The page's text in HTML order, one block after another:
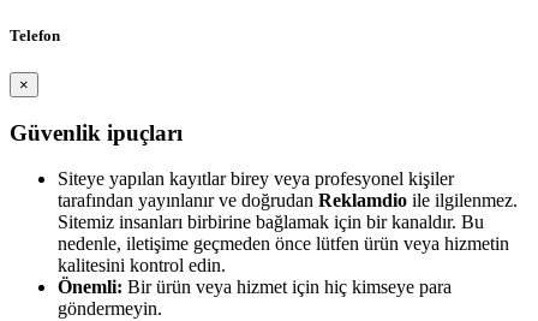
Telefon
×
Güvenlik ipuçları
Siteye yapılan kayıtlar birey veya profesyonel kişiler
tarafından yayınlanır ve doğrudan Reklamdio ile ilgilenmez.
Sitemiz insanları birbirine bağlamak için bir kanaldır. Bu
nedenle, iletişime geçmeden önce lütfen ürün veya hizmetin
kalitesini kontrol edin.
Önemli: Bir ürün veya hizmet için hiç kimseye para
göndermeyin.